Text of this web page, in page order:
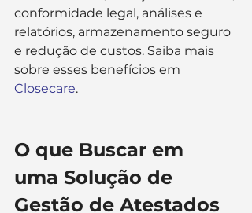
conformidade legal, análises e
relatórios, armazenamento seguro
e redução de custos. Saiba mais
sobre esses benefícios em
Closecare.
O que Buscar em
uma Solução de
Gestão de Atestados